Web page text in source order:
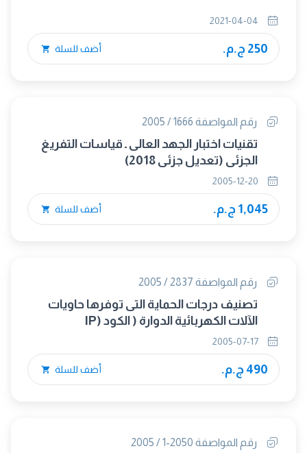
250 ج.م. أضف للسلة
رقم المواصفة 1666 / 2005
تقنيات اختبار الجهد العالى ـ قياسات التفريغ
الجزئى (تعديل جزئى 2018)
1,045 ج.م. أضف للسلة
رقم المواصفة 2837 / 2005
تصنيف درجات الحماية التى توفرها حاويات
الآلات الكهربائية الدوارة ( الكود (IP
490 ج.م. أضف للسلة
رقم المواصفة 2050-1 / 2005